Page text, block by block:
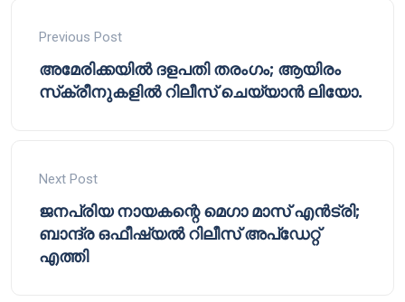
Previous Post
അമേരിക്കയിൽ ദളപതി തരംഗം; ആയിരം
സ്‌ക്രീനുകളിൽ റിലീസ് ചെയ്യാൻ ലിയോ.
Next Post
ജനപ്രിയ നായകന്റെ മെഗാ മാസ് എൻട്രി;
ബാന്ദ്ര ഒഫീഷ്യൽ റിലീസ് അപ്‌ഡേറ്റ്
എത്തി